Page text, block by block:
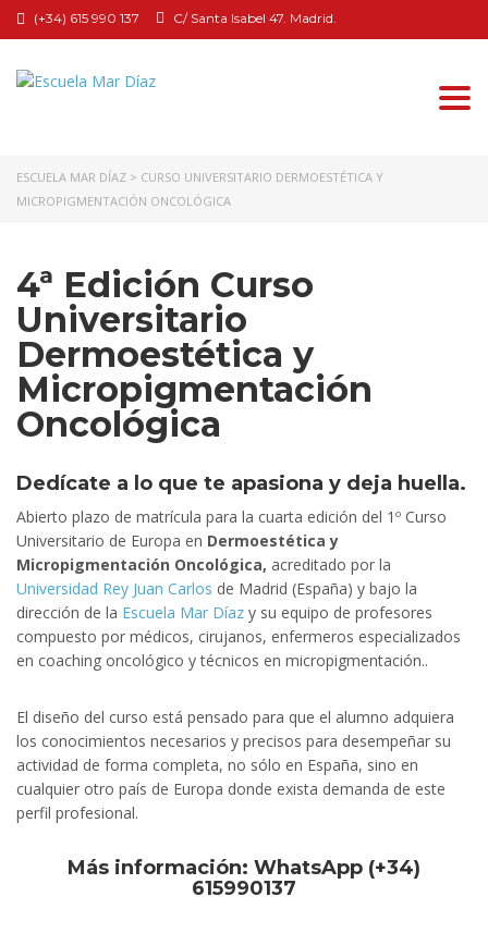
C/ Santa Isabel 47. Madrid.
(+34) 615 990 137
ESCUELA MAR DÍAZ > CURSO UNIVERSITARIO DERMOESTÉTICA Y
MICROPIGMENTACIÓN ONCOLÓGICA
4ª Edición Curso
Universitario
Dermoestética y
Micropigmentación
Oncológica
Dedícate a lo que te apasiona y deja huella.
Abierto plazo de matrícula para la cuarta edición del 1º Curso
Universitario de Europa en Dermoestética y
Micropigmentación Oncológica, acreditado por la
Universidad Rey Juan Carlos de Madrid (España) y bajo la
dirección de la Escuela Mar Díaz y su equipo de profesores
compuesto por médicos, cirujanos, enfermeros especializados
en coaching oncológico y técnicos en micropigmentación..
El diseño del curso está pensado para que el alumno adquiera
los conocimientos necesarios y precisos para desempeñar su
actividad de forma completa, no sólo en España, sino en
cualquier otro país de Europa donde exista demanda de este
perfil profesional.
Más información: WhatsApp (+34)
615990137